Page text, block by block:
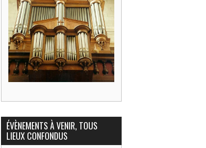
ÉVÈNEMENTS À VENIR, TOUS
LIEUX CONFONDUS